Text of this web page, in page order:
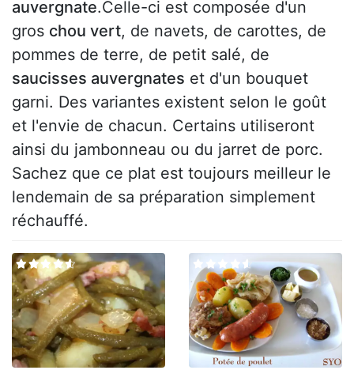
auvergnate.Celle-ci est composée d'un
gros chou vert, de navets, de carottes, de
pommes de terre, de petit salé, de
saucisses auvergnates et d'un bouquet
garni. Des variantes existent selon le goût
et l'envie de chacun. Certains utiliseront
ainsi du jambonneau ou du jarret de porc.
Sachez que ce plat est toujours meilleur le
lendemain de sa préparation simplement
réchauffé.